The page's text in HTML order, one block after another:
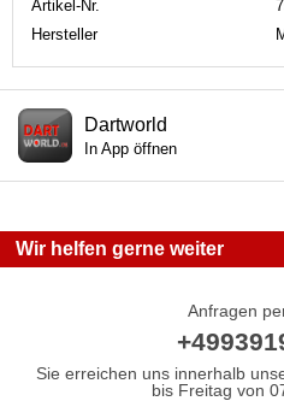
Artikel-Nr.
Hersteller
Dartworld
In App öffnen
Wir helfen gerne weiter
Anfragen
Sie erreichen uns innerhalb
bis Freitag von